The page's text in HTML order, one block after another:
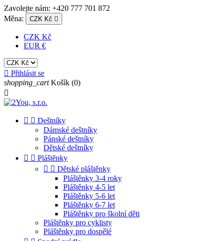
Zavolejte nám: +420 777 701 872
Měna:
CZK Kč 
CZK Kč
EUR €
 Přihlásit se
shopping_cart Košík (0)

  Deštníky
Dámské deštníky
Pánské deštníky
Dětské deštníky
  Pláštěnky
  Dětské pláštěnky
Pláštěnky 3-4 roky
Pláštěnky 4-5 let
Pláštěnky 5-6 let
Pláštěnky 6-7 let
Pláštěnky pro školní děti
Pláštěnky pro cyklisty
Pláštěnky pro dospělé